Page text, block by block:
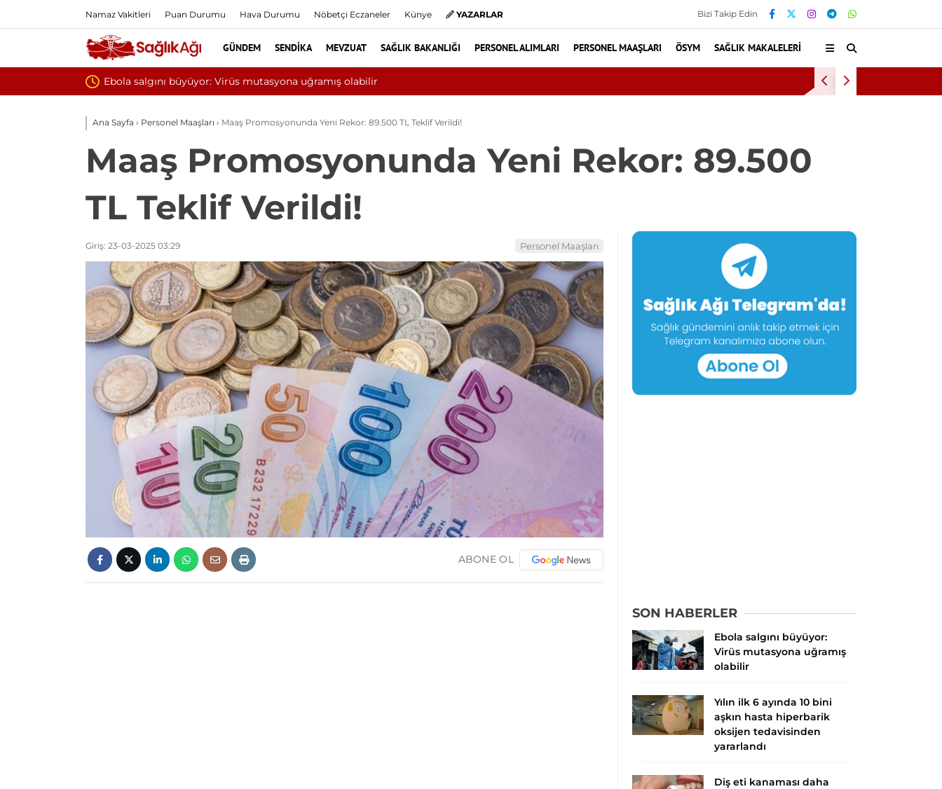
Namaz Vakitleri Puan Durumu Hava Durumu Nöbetçi Eczaneler Künye YAZARLAR Bizi Takip Edin
GÜNDEM SENDIKA MEVZUAT SAĞLIK BAKANLIĞI PERSONEL ALIMLARI PERSONEL MAAŞLARI ÖSYM SAĞLIK MAKALELERI
Yılın ilk 6 ayında 10 bini aşkın hasta hiperbarik oksijen tedavisinden yararlandı
Ana Sayfa › Personel Maaşları › Maaş Promosyonunda Yeni Rekor: 89.500 TL Teklif Verildi!
Maaş Promosyonunda Yeni Rekor: 89.500
TL Teklif Verildi!
Giriş: 23-03-2025 03:29 Personel Maaşları
ABONE OL
SON HABERLER
Ebola salgını büyüyor:
Virüs mutasyona uğramış
olabilir
Yılın ilk 6 ayında 10 bini
aşkın hasta hiperbarik
oksijen tedavisinden
yararlandı
Diş eti kanaması daha